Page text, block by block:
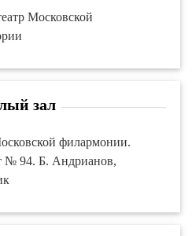
Московской
зал
филармонии.
№ 94. Б. Андрианов,